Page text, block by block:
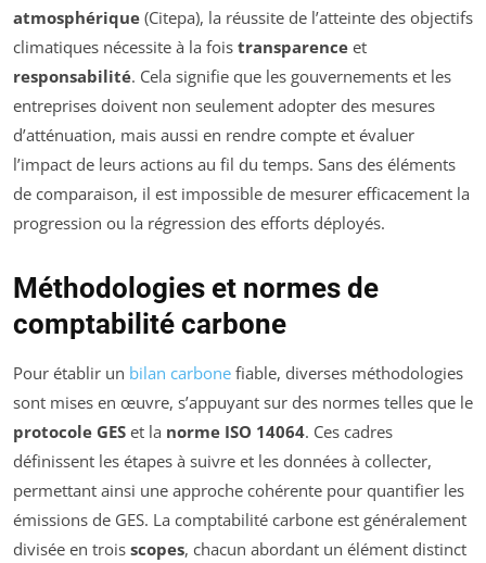
atmosphérique (Citepa), la réussite de l’atteinte des objectifs
climatiques nécessite à la fois transparence et
responsabilité. Cela signifie que les gouvernements et les
entreprises doivent non seulement adopter des mesures
d’atténuation, mais aussi en rendre compte et évaluer
l’impact de leurs actions au fil du temps. Sans des éléments
de comparaison, il est impossible de mesurer efficacement la
progression ou la régression des efforts déployés.
Méthodologies et normes de
comptabilité carbone
Pour établir un bilan carbone fiable, diverses méthodologies
sont mises en œuvre, s’appuyant sur des normes telles que le
protocole GES et la norme ISO 14064. Ces cadres
définissent les étapes à suivre et les données à collecter,
permettant ainsi une approche cohérente pour quantifier les
émissions de GES. La comptabilité carbone est généralement
divisée en trois scopes, chacun abordant un élément distinct